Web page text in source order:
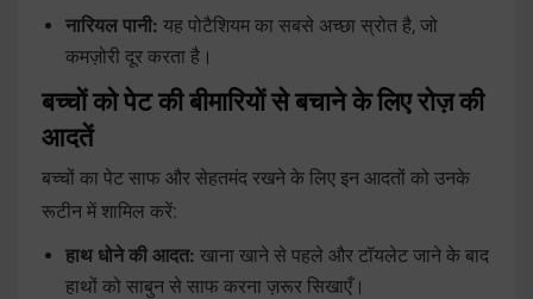
नारियल पानी: यह पोटैशियम का सबसे अच्छा स्रोत है, जो
कमज़ोरी दूर करता है।
बच्चों को पेट की बीमारियों से बचाने के लिए रोज़ की
आदतें
बच्चों का पेट साफ और सेहतमंद रखने के लिए इन आदतों को उनके
रूटीन में शामिल करें:
हाथ धोने की आदत: खाना खाने से पहले और टॉयलेट जाने के बाद
हाथों को साबुन से साफ करना ज़रूर सिखाएँ।